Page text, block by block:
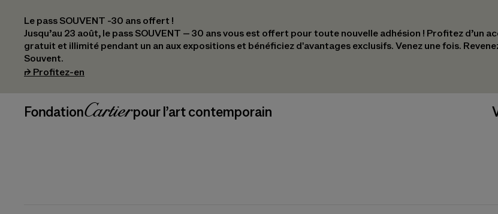
Le pass SOUVENT -30 ans offert !
Jusqu’au 23 août, le pass SOUVENT – 30 ans vous est offert pour toute nouvelle adhésion !​ Profitez d’un
gratuit et illimité pendant un an aux expositions et bénéficiez d'avantages exclusifs.​ Venez une fois.
Souvent.
⮣ Profitez-en
_logoFondation Cartier
pour l’art contemporain